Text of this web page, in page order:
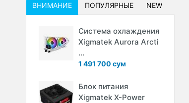
ВНИМАНИЕ ПОПУЛЯРНЫЕ NEW
Система охлаждения
Xigmatek Aurora Arcti
...
1 491 700 сум
Блок питания
Xigmatek X-Power